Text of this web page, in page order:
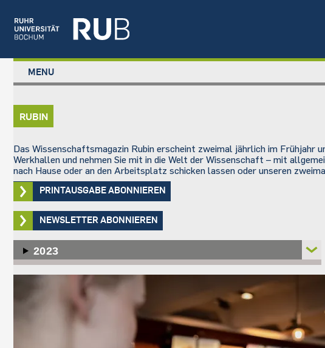
Main
STUDIUM
TRANSFER
ÜBER UNS
EINRICHTUNGEN
Left
study
menu
MENU
RUBIN
Das Wissenschaftsmagazin Rubin erscheint zweimal jährlich im Frühjahr
Werkhallen und nehmen Sie mit in die Welt der Wissenschaft – mit
nach Hause oder an den Arbeitsplatz schicken lassen oder unseren
PRINTAUSGABE ABONNIEREN
NEWSLETTER ABONNIEREN
2023